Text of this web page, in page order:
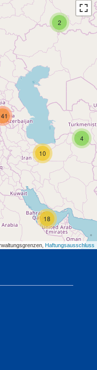
18
2
4
10
Haftungsausschluss